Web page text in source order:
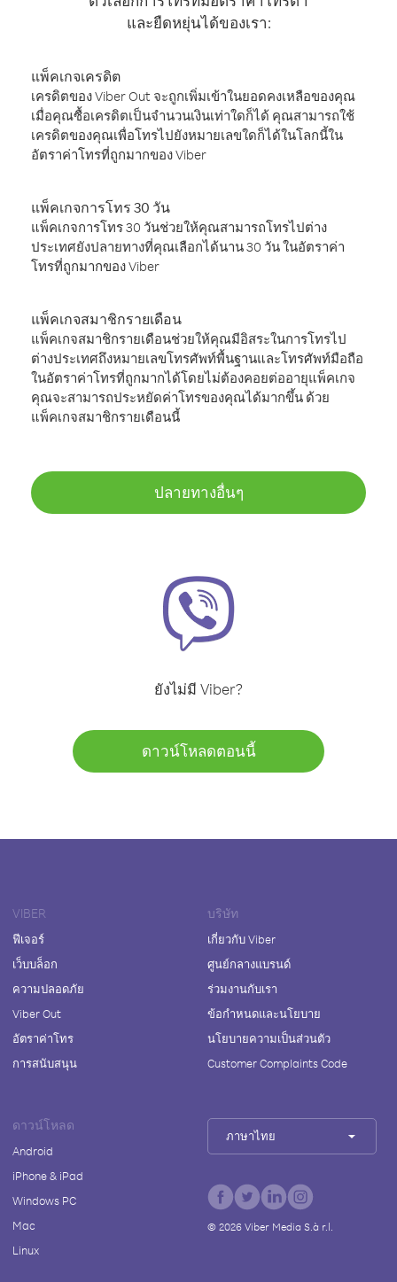
และยืดหยุ่นได้ของเรา:
แพ็คเกจเครดิต
เครดิตของ Viber Out จะถูกเพิ่มเข้าในยอดคงเหลือของคุณ
เมื่อคุณซื้อเครดิตเป็นจำนวนเงินเท่าใดก็ได้ คุณสามารถใช้
เครดิตของคุณเพื่อโทรไปยังหมายเลขใดก็ได้ในโลกนี้ใน
อัตราค่าโทรที่ถูกมากของ Viber
แพ็คเกจการโทร 30 วัน
แพ็คเกจการโทร 30 วันช่วยให้คุณสามารถโทรไปต่าง
ประเทศยังปลายทางที่คุณเลือกได้นาน 30 วัน ในอัตราค่า
โทรที่ถูกมากของ Viber
แพ็คเกจสมาชิกรายเดือน
แพ็คเกจสมาชิกรายเดือนช่วยให้คุณมีอิสระในการโทรไป
ต่างประเทศถึงหมายเลขโทรศัพท์พื้นฐานและโทรศัพท์มือถือ
ในอัตราค่าโทรที่ถูกมากได้โดยไม่ต้องคอยต่ออายุแพ็คเกจ
คุณจะสามารถประหยัดค่าโทรของคุณได้มากขึ้น ด้วย
แพ็คเกจสมาชิกรายเดือนนี้
ปลายทางอื่นๆ
ยังไม่มี Viber?
ดาวน์โหลดตอนนี้
VIBER
ฟีเจอร์
เว็บบล็อก
ความปลอดภัย
Viber Out
อัตราค่าโทร
การสนับสนุน
บริษัท
เกี่ยวกับ Viber
ศูนย์กลางแบรนด์
ร่วมงานกับเรา
ข้อกำหนดและนโยบาย
นโยบายความเป็นส่วนตัว
Customer Complaints Code
ดาวน์โหลด
Android
iPhone & iPad
Windows PC
Mac
Linux
ภาษาไทย
© 2026Viber Media S.à r.l.